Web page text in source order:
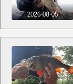
2026-08-05